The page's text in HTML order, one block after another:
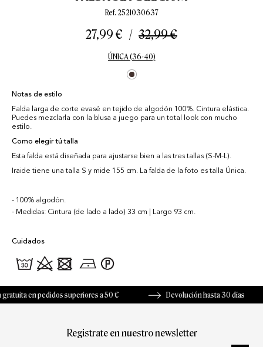
Ref. 2521030637
27,99 € 32,99 €
ÚNICA (36-40)
Notas de estilo
Falda larga de corte evasé en tejido de algodón 100%. Cintura elástica.
Puedes mezclarla con la blusa a juego para un total look con mucho
estilo.
Como elegir tú talla
Esta falda está diseñada para ajustarse bien a las tres tallas (S-M-L).
Iraide tiene una talla S y mide 155 cm. La falda de la foto es talla Única.
100% algodón.
Medidas: Cintura (de lado a lado) 33 cm | Largo 93 cm.
Cuidados
en pedidos superiores a 50 € Devolución hasta 30 días
Registrate en nuestro newsletter